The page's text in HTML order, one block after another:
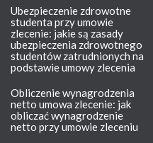
Ubezpieczenie zdrowotne
studenta przy umowie
zlecenie: jakie są zasady
ubezpieczenia zdrowotnego
studentów zatrudnionych na
podstawie umowy zlecenia
Obliczenie wynagrodzenia
netto umowa zlecenie: jak
obliczać wynagrodzenie
netto przy umowie zleceniu